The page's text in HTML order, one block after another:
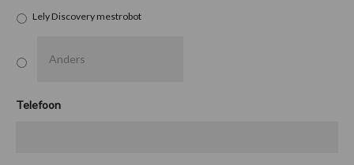
Lely Discovery mestrobot
Telefoon